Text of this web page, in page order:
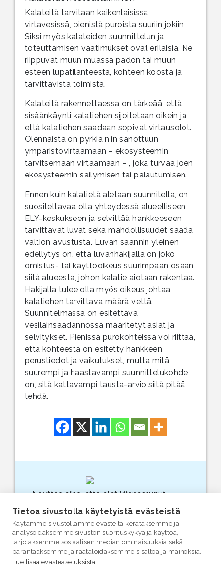
Kalateitä tarvitaan kaikenlaisissa
virtavesissä, pienistä puroista suuriin jokiin.
Siksi myös kalateiden suunnittelun ja
toteuttamisen vaatimukset ovat erilaisia. Ne
riippuvat muun muassa padon tai muun
esteen lupatilanteesta, kohteen koosta ja
tarvittavista toimista.
Kalateitä rakennettaessa on tärkeää, että
sisäänkäynti kalatiehen sijoitetaan oikein ja
että kalatiehen saadaan sopivat virtausolot.
Olennaista on pyrkiä niin sanottuun
ympäristövirtaamaan – ekosysteemin
tarvitsemaan virtaamaan – , joka turvaa joen
ekosysteemin säilymisen tai palautumisen.
Ennen kuin kalatietä aletaan suunnitella, on
suositeltavaa olla yhteydessä alueelliseen
ELY-keskukseen ja selvittää hankkeeseen
tarvittavat luvat sekä mahdollisuudet saada
valtion avustusta. Luvan saannin yleinen
edellytys on, että luvanhakijalla on joko
omistus- tai käyttöoikeus suurimpaan osaan
siitä alueesta, johon kalatie aiotaan rakentaa.
Hakijalla tulee olla myös oikeus johtaa
kalatiehen tarvittava määrä vettä.
Suunnitelmassa on esitettävä
vesilainsäädännössä määritetyt asiat ja
selvitykset. Pienissä purokohteissa voi riittää,
että kohteesta on esitetty hankkeen
perustiedot ja vaikutukset, mutta mitä
suurempi ja haastavampi suunnittelukohde
on, sitä kattavampi tausta-arvio siitä pitää
tehdä.
Näyttää siltä, että olet kiinnostunut
tutustut myös varsinaiseenvesi.fi-
sivustoon (linkki avautuu uuteen
selainikkunaan.)
Tietoa sivustolla käytetyistä evästeistä
Käytämme sivustollamme evästeitä kerätäksemme ja
analysoidaksemme sivuston suorituskykyä ja käyttöä,
tarjotaksemme sosiaalisen median ominaisuuksia sekä
parantaaksemme ja räätälöidäksemme sisältöä ja mainoksia.
Lue lisää evästeasetuksista